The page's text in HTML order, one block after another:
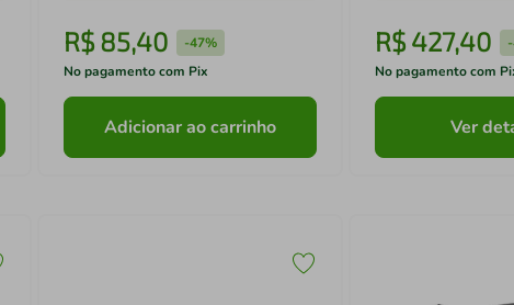
R$ 85,40 -47%
No pagamento com Pix
Adicionar ao carrinho
R$427,40 -
No pagamento com
Ver